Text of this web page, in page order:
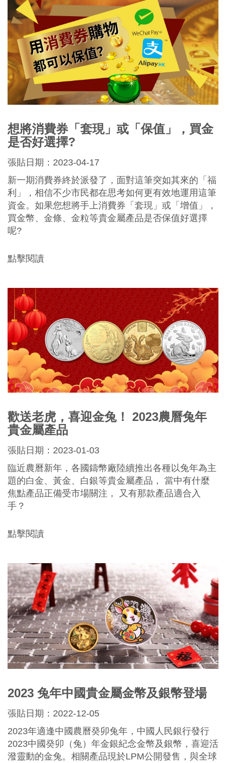
想將消費券「套現」或「保值」，買金
是否好選擇?
張貼日期：2023-04-17
新一期消費券終於派發了，面對這筆突如其來的「福
利」，相信不少市民都在思考如何更有效地運用這筆
資金。如果您想將手上消費券「套現」或「增值」，
買金幣、金條、金粒等貴金屬產品是否保值好選擇
呢?
點擊閱讀
歡送老虎，喜迎金兔！ 2023農曆兔年
貴金屬產品
張貼日期：2023-01-03
臨近農曆新年，各國鑄幣廠陸續推出各種以兔年為主
題的白金、黃金、白銀等貴金屬產品， 當中有什麼
焦點產品正備受市場關注， 又有那款產品適合入
手？
點擊閱讀
2023 兔年中國貴金屬金幣及銀幣登場
張貼日期：2022-12-05
2023年適逢中國農曆癸卯兔年，中國人民銀行發行
2023中國癸卯（兔）年金銀紀念金幣及銀幣，喜迎活
潑靈動的金兔。相關產品現於LPM公開發售，與全球